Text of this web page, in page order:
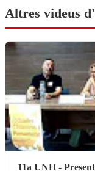
Altres videus
11a UNH -